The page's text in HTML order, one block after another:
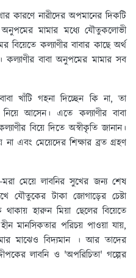
কারণে নারীদের অপমানের দিকটি
মামার মধ্যে যৌতুকলোভী
কল্যাণীর বাবার কাছে অর্থ
বাবা অনুপমের মামার সব
খাঁটি গহনা দিচ্ছেন কি না, তা
আসেন। এতে কল্যাণীর বাবা
বিয়ে দিতে অস্বীকৃতি জানান।
এবং মেয়েদের শিক্ষার ব্রত গ্রহণ
মেয়ে লাবনির সুখের জন্য শেষ
যৌতুকের টাকা জোগাড়ের চেষ্টা
থাকায় হারুন মিয়া ছেলের বিয়েতে
মানসিকতার পরিচয় পাওয়া যায়,
মাঝেও বিদ্যমান । আর তাদের
লাবনি ও 'অপরিচিতা' গল্পের